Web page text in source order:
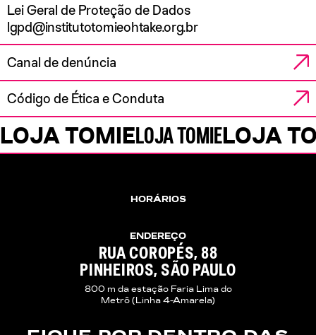
Lei Geral de Proteção de Dados
lgpd@institutotomieohtake.org.br
Canal de denúncia
Código de Ética e Conduta
Loja Tomie
LOJA TOMIELOJA TOMIELOJA
HORÁRIOS
ENDEREÇO
RUA COROPÉS, 88
PINHEIROS, SÃO PAULO
800 m da estação Faria Lima do
Metrô (Linha 4-Amarela)